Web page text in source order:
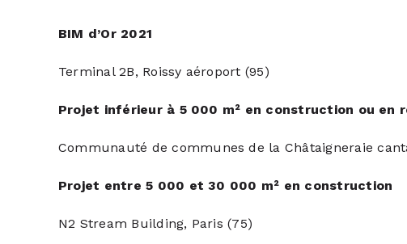
BIM d’Or 2021
Terminal 2B, Roissy aéroport (95)
Projet inférieur à 5 000 m² en construction ou en
Communauté de communes de la Châtaigneraie
Projet entre 5 000 et 30 000 m² en construction
N2 Stream Building, Paris (75)